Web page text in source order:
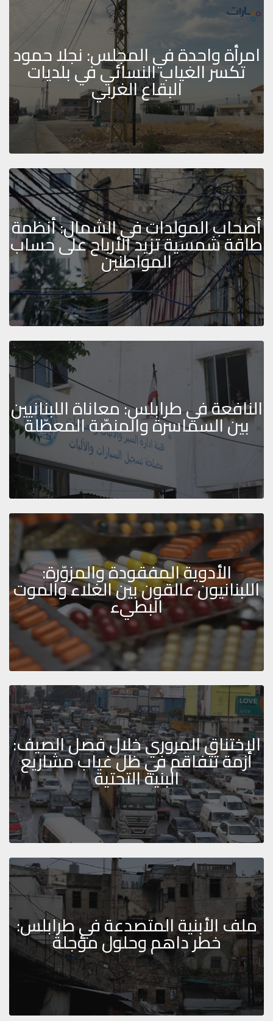
امرأة واحدة في المجلس: نجلا حمود
تكسر الغياب النسائي في بلديات
البقاع الغربي
أصحاب المولدات في الشمال: أنظمة
طاقة شمسية تزيد الأرباح على حساب
المواطنين
النافعة في طرابلس: معاناة اللبنانيين
بين السماسرة والمنصّة المعطّلة
الأدوية المفقودة والمزوّرة:
اللبنانيون عالقون بين الغلاء والموت
البطيء
الاختناق المروري خلال فصل الصيف:
أزمة تتفاقم في ظل غياب مشاريع
البنية التحتية
ملف الأبنية المتصدعة في طرابلس:
خطر داهم وحلول مؤجلة